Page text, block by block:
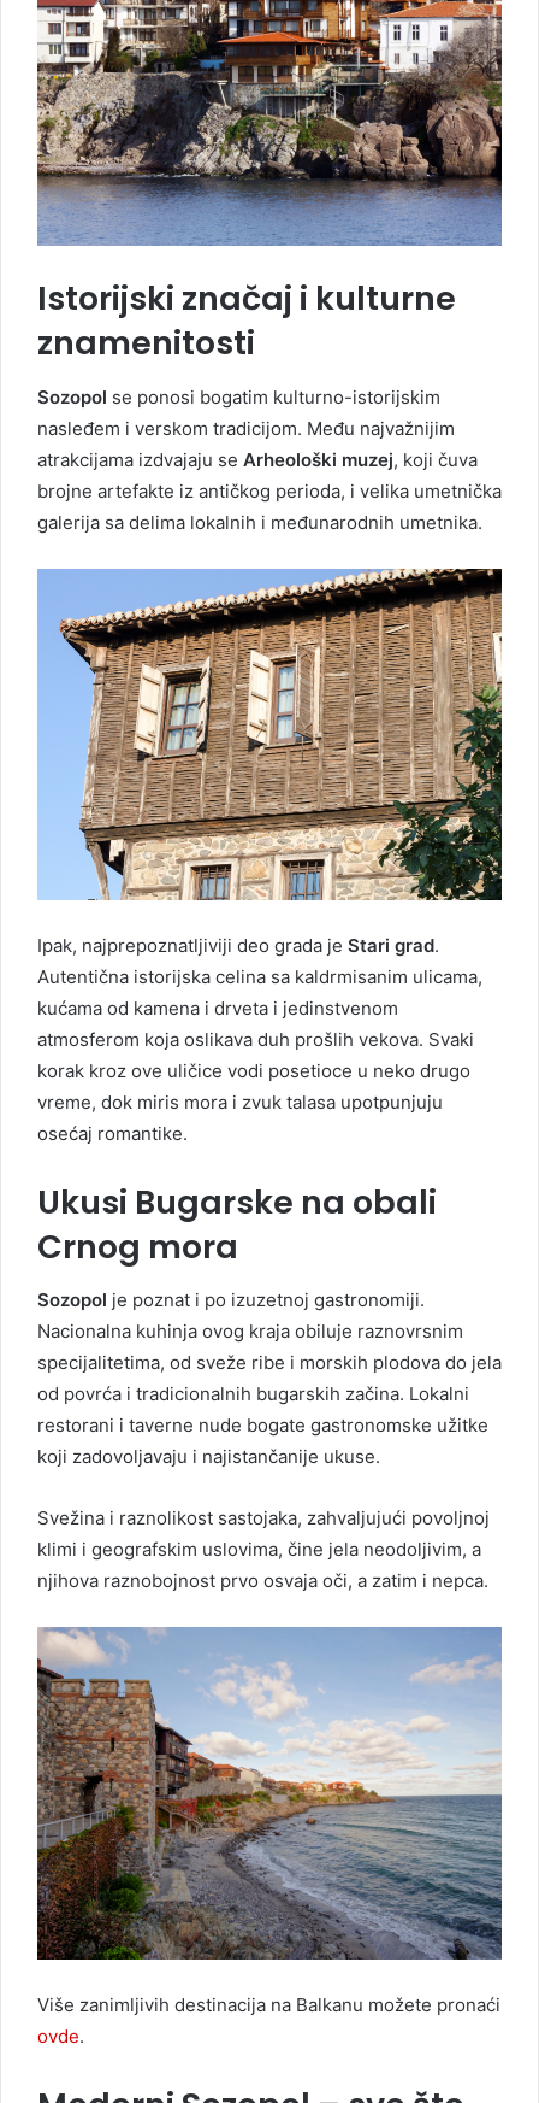
Istorijski značaj i kulturne
znamenitosti
Sozopol se ponosi bogatim kulturno-istorijskim
nasleđem i verskom tradicijom. Među najvažnijim
atrakcijama izdvajaju se Arheološki muzej, koji čuva
brojne artefakte iz antičkog perioda, i velika umetnička
galerija sa delima lokalnih i međunarodnih umetnika.
Ipak, najprepoznatljiviji deo grada je Stari grad.
Autentična istorijska celina sa kaldrmisanim ulicama,
kućama od kamena i drveta i jedinstvenom
atmosferom koja oslikava duh prošlih vekova. Svaki
korak kroz ove uličice vodi posetioce u neko drugo
vreme, dok miris mora i zvuk talasa upotpunjuju
osećaj romantike.
Ukusi Bugarske na obali
Crnog mora
Sozopol je poznat i po izuzetnoj gastronomiji.
Nacionalna kuhinja ovog kraja obiluje raznovrsnim
specijalitetima, od sveže ribe i morskih plodova do jela
od povrća i tradicionalnih bugarskih začina. Lokalni
restorani i taverne nude bogate gastronomske užitke
koji zadovoljavaju i najistančanije ukuse.
Svežina i raznolikost sastojaka, zahvaljujući povoljnoj
klimi i geografskim uslovima, čine jela neodoljivim, a
njihova raznobojnost prvo osvaja oči, a zatim i nepca.
Više zanimljivih destinacija na Balkanu možete pronaći
ovde.